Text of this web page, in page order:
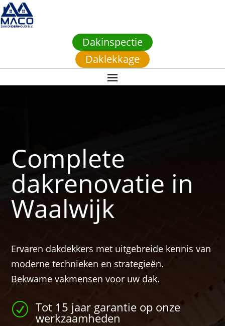
Dakinspectie
Daklekkage
Complete
dakrenovatie in
Waalwijk
Ervaren dakdekkers met uitgebreide kennis van
moderne technieken en strategieën.
Bekwame vakmensen voor uw dak.
R Tot 15 jaar garantie op onze
werkzaamheden